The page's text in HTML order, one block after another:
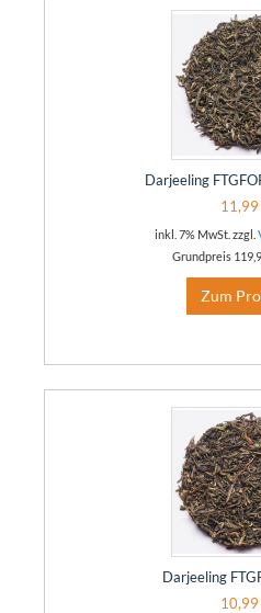
Darjeeling
inkl. 7% MwSt. zzgl.
Grundpreis
Zum
Darjeeling